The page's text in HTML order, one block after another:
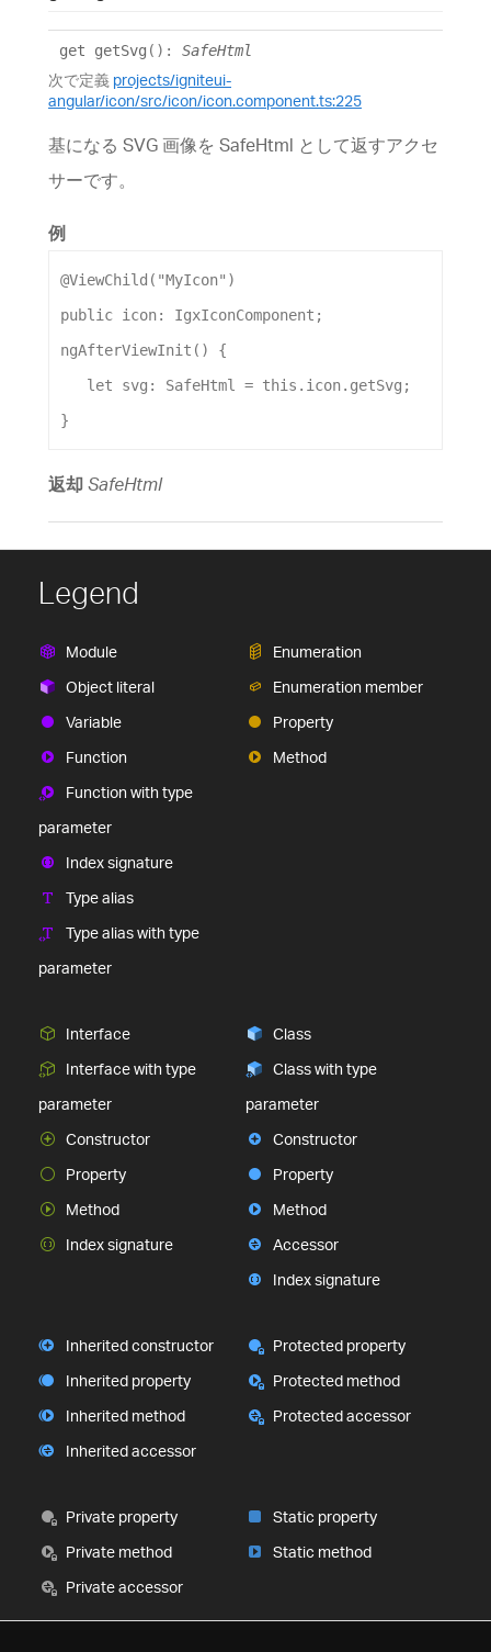
get getSvg () : SafeHtml
次で定義 projects/igniteui-
angular/icon/src/icon/icon.component.ts:225
基になる SVG 画像を SafeHtml として返すアクセ
サーです。
例
@ViewChild ( "MyIcon" )
public icon: IgxIconComponent ;
ngAfterViewInit () {
let
svg : SafeHtml = this . icon. getSvg ;
}
返却 SafeHtml
Legend
Module
Object literal
Variable
Function
Function with type
parameter
Index signature
Type alias
Type alias with type
parameter
Enumeration
Enumeration member
Property
Method
Interface
Interface with type
parameter
Constructor
Property
Method
Index signature
Class
Class with type
parameter
Constructor
Property
Method
Accessor
Index signature
Inherited constructor
Inherited property
Inherited method
Inherited accessor
Protected property
Protected method
Protected accessor
Private property
Private method
Private accessor
Static property
Static method